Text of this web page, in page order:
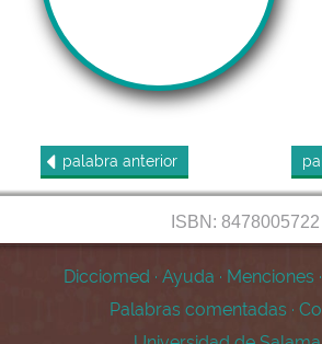
palabra anterior
ISBN: 8478005722
Dicciomed · Ayuda · Menciones ·
Palabras comentadas ·